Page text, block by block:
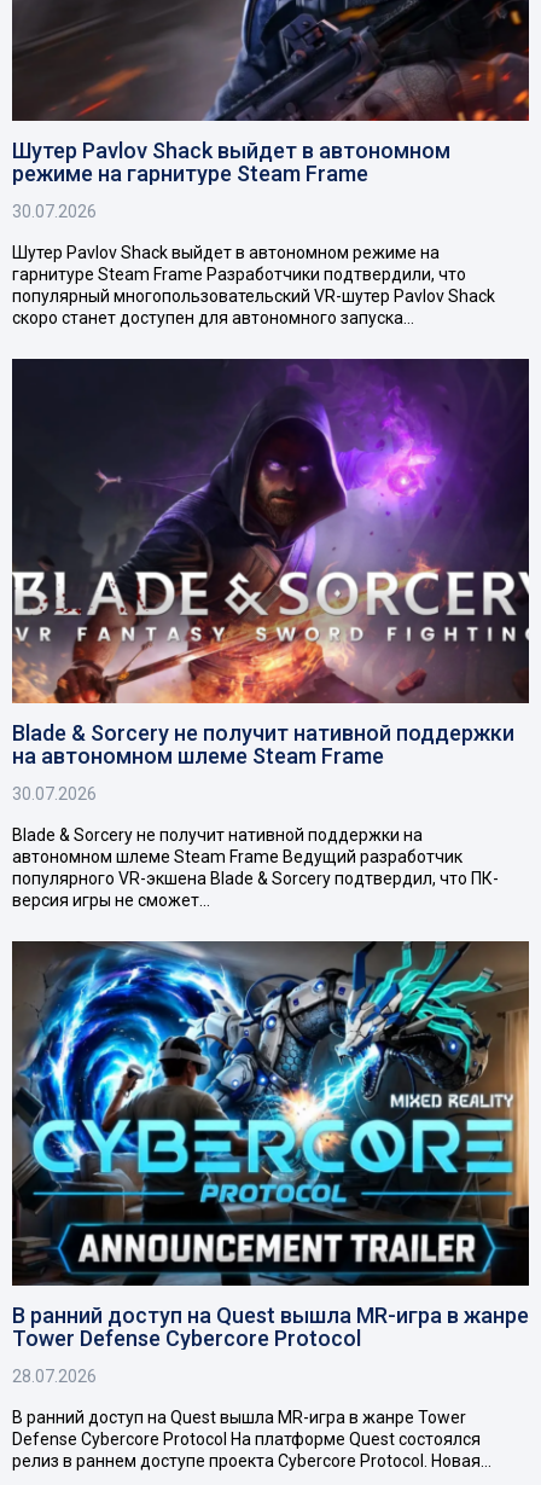
Шутер Pavlov Shack выйдет в автономном
режиме на гарнитуре Steam Frame
30.07.2026
Шутер Pavlov Shack выйдет в автономном режиме на
гарнитуре Steam Frame Разработчики подтвердили, что
популярный многопользовательский VR-шутер Pavlov Shack
скоро станет доступен для автономного запуска…
Blade & Sorcery не получит нативной поддержки
на автономном шлеме Steam Frame
30.07.2026
Blade & Sorcery не получит нативной поддержки на
автономном шлеме Steam Frame Ведущий разработчик
популярного VR-экшена Blade & Sorcery подтвердил, что ПК-
версия игры не сможет…
В ранний доступ на Quest вышла MR-игра в жанре
Tower Defense Cybercore Protocol
28.07.2026
В ранний доступ на Quest вышла MR-игра в жанре Tower
Defense Cybercore Protocol На платформе Quest состоялся
релиз в раннем доступе проекта Cybercore Protocol. Новая…